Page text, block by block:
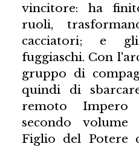
vincitore: ha
ruoli,
cacciatori; e
fuggiaschi. Con
gruppo di
quindi di
remoto
secondo
Figlio del Potere